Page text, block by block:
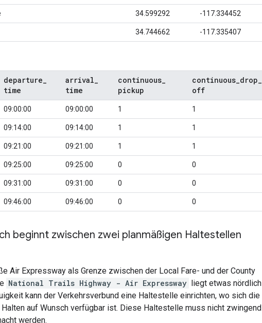
34.599292 -117.334452
34.744662 -117.335407
departure
time
arrival
time
continuous
pickup
continuous drop
off
09:00:00 09:00:00 1 1
09:14:00 09:14:00 1 1
09:21:00 09:21:00 1 1
09:25:00 09:25:00 0 0
09:31:00 09:31:00 0 0
09:46:00 09:46:00 0 0
beginnt zwischen zwei planmäßigen Haltestellen
Air Expressway als Grenze zwischen der Local Fare- und der County
National Trails Highway - Air Expressway liegt etwas nördlich
kann der Verkehrsverbund eine Haltestelle einrichten, wo sich die
auf Wunsch verfügbar ist. Diese Haltestelle muss nicht zwingend
werden.